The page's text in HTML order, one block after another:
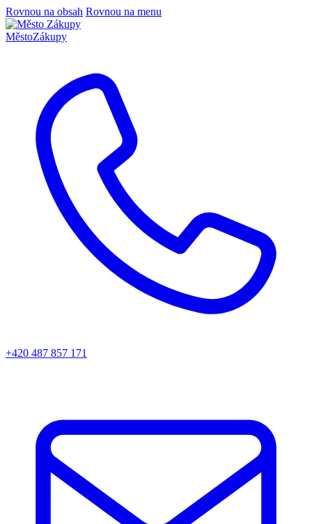
Rovnou na obsah Rovnou na menu
MěstoZákupy
+420 487 857 171